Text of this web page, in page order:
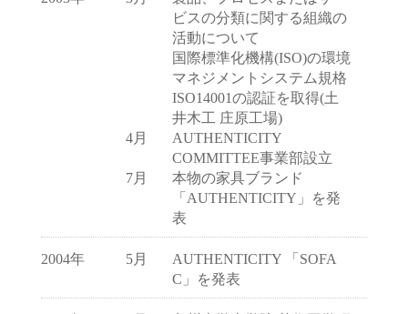
ビスの分類に関する組織の
活動について
国際標準化機構(ISO)の環境
マネジメントシステム規格
ISO14001の認証を取得(土
井木工 庄原工場)
4月
AUTHENTICITY
COMMITTEE事業部設立
7月
本物の家具ブランド
「AUTHENTICITY」を発
表
2004年 5月
AUTHENTICITY 「SOFA
C」を発表